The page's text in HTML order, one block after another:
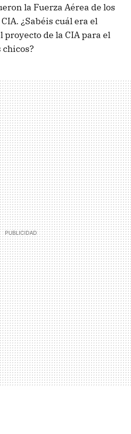
la Fuerza Aérea de los
¿Sabéis cuál era el
proyecto de la CIA para el